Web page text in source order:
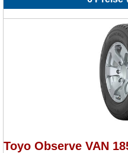
Toyo Observe VAN